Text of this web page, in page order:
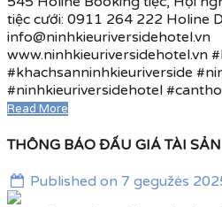
tiệc cưới: 0911 264 222 Holine
info@ninhkieuriversidehotel.vn
www.ninhkieuriversidehotel.vn
#khachsanninhkieuriverside
#ninhkieuriversidehotel
Read More
THÔNG BÁO ĐẤU GIÁ TÀI SẢN
Published on 7 gegužės